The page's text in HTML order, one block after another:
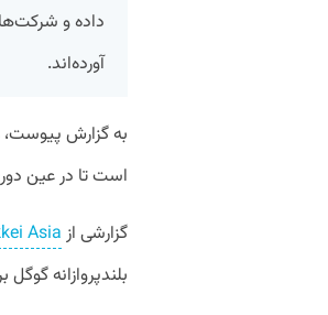
داده و
آورده‌اند.
به گزارش
است تا در عین
گزارشی ازAsia
بلندپروازانه گوگل برای ارسال بیش از